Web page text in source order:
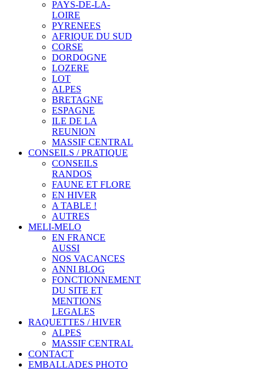
PAYS-DE-LA-
LOIRE
PYRENEES
AFRIQUE DU SUD
CORSE
DORDOGNE
LOZERE
LOT
ALPES
BRETAGNE
ESPAGNE
ILE DE LA
REUNION
MASSIF CENTRAL
CONSEILS / PRATIQUE
CONSEILS
RANDOS
FAUNE ET FLORE
EN HIVER
A TABLE !
AUTRES
MELI-MELO
EN FRANCE
AUSSI
NOS VACANCES
ANNI BLOG
FONCTIONNEMENT
DU SITE ET
MENTIONS
LEGALES
RAQUETTES / HIVER
ALPES
MASSIF CENTRAL
CONTACT
EMBALLADES PHOTO